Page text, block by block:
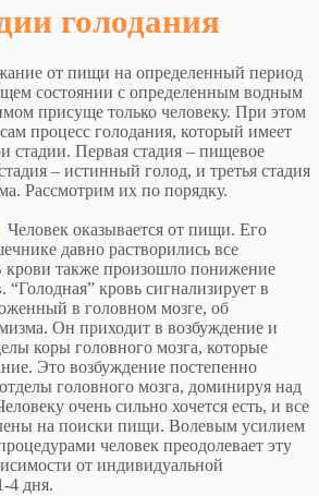
голодания
от пищи на определенный период
состоянии с определенным водным
присуще только человеку. При этом
процесс голодания, который имеет
стадии. Первая стадия – пищевое
– истинный голод, и третья стадия
Рассмотрим их по порядку.
Человек оказывается от пищи. Его
давно растворились все
также произошло понижение
“Голодная” кровь сигнализирует в
в головном мозге, об
Он приходит в возбуждение и
коры головного мозга, которые
Это возбуждение постепенно
головного мозга, доминируя над
очень сильно хочется есть, и все
на поиски пищи. Волевым усилием
человек преодолевает эту
от индивидуальной
4 дня.